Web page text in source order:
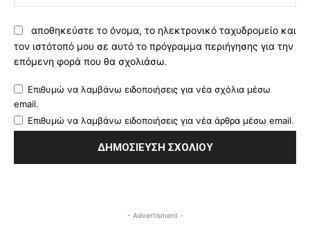
αποθηκεύστε το όνομα, το ηλεκτρονικό ταχυδρομείο και
τον ιστότοπό μου σε αυτό το πρόγραμμα περιήγησης για την
επόμενη φορά που θα σχολιάσω.
Επιθυμώ να λαμβάνω ειδοποιήσεις για νέα σχόλια μέσω
email.
Επιθυμώ να λαμβάνω ειδοποιήσεις για νέα άρθρα μέσω email.
- Advertisment -